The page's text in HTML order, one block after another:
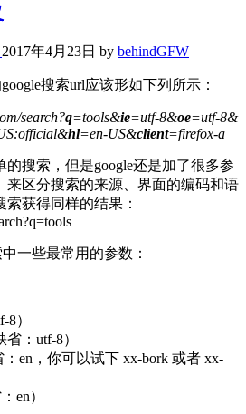
2017年4月23日 by behindGFW
搜索url应该形如下列所示：
search?q=tools&ie=utf-8&oe=utf-8&
hl=en-US&client=firefox-a
的搜索，但是google还是加了很多参
来区分搜索的来源、界面的编码和语
获得同样的结果：
一些最常用的参数：
）
：utf-8）
en，你可以试下 xx-bork 或者 xx-
en）